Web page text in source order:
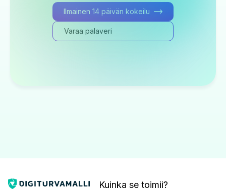
Ilmainen 14 päivän kokeilu
Varaa palaveri
Kuinka se toimii?